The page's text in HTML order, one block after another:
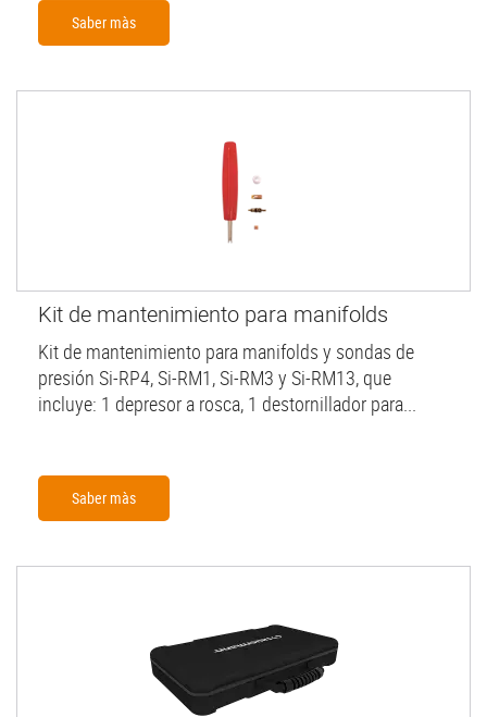
Saber màs
Kit de mantenimiento para manifolds
Kit de mantenimiento para manifolds y sondas de
presión Si-RP4, Si-RM1, Si-RM3 y Si-RM13, que
incluye: 1 depresor a rosca, 1 destornillador para...
Saber màs